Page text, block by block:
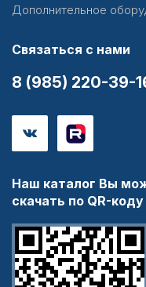
Дополнительное
Связаться с нами
8 (985) 220-39-
Наш каталог Вы
скачать по QR-коду